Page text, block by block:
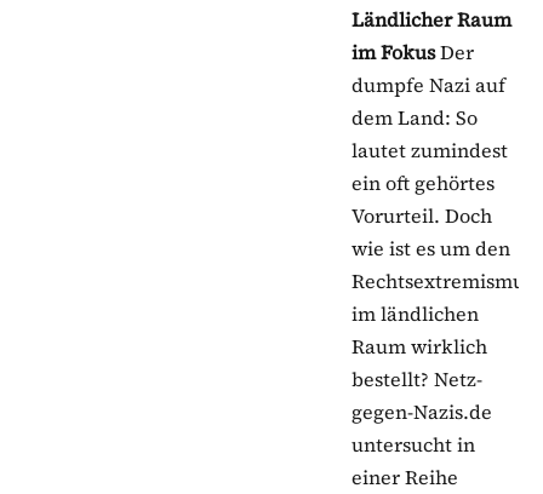
Ländlicher Raum
im FokusDer
dumpfe Nazi auf
dem Land: So
lautet zumindest
ein oft gehörtes
Vorurteil. Doch
wie ist es um den
Rechtsextremismus
im ländlichen
Raum wirklich
bestellt? Netz-
gegen-Nazis.de
untersucht in
einer Reihe